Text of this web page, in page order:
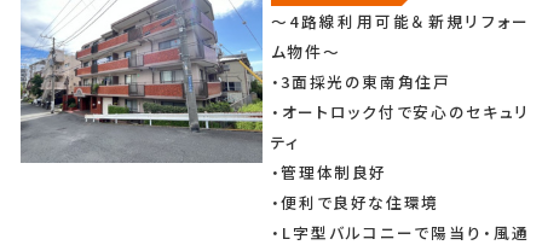
～4路線利用可能＆新規リフォー
ム物件～
・3面採光の東南角住戸
・オートロック付で安心のセキュリ
ティ
・管理体制良好
・便利で良好な住環境
・L字型バルコニーで陽当り・風通